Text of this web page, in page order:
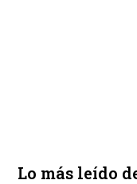
Lo más leído